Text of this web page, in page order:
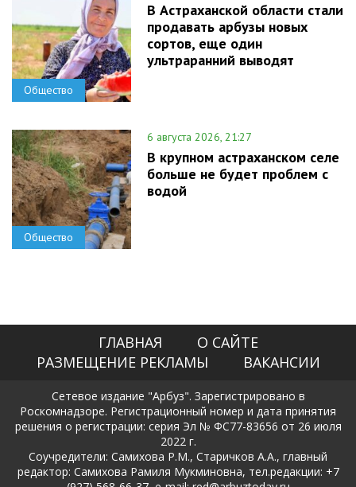
Общество
В Астраханской области стали
продавать арбузы новых
сортов, еще один
ультраранний выводят
Общество
6 августа 2026, 21:27
В крупном астраханском селе
больше не будет проблем с
водой
ГЛАВНАЯ
О САЙТЕ
РАЗМЕЩЕНИЕ РЕКЛАМЫ
ВАКАНСИИ
Сетевое издание "Арбуз". Зарегистрировано в
Роскомнадзоре. Регистрационный номер и дата принятия
решения о регистрации: серия Эл № ФС77-83656 от 26 июля
2022 г.
Соучредители: Самихова Р.М., Старичков А.А., главный
редактор: Самихова Рамиля Мукминовна, тел.редакции: +7